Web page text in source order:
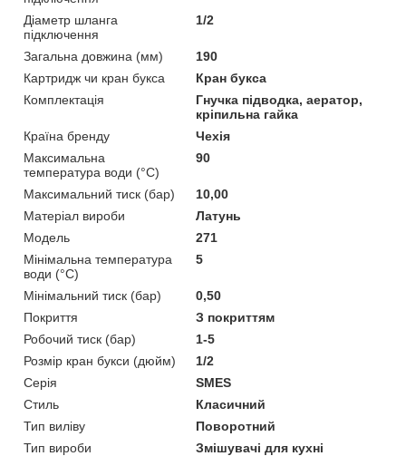
Діаметр шланга
підключення
1/2
Загальна довжина (мм)
190
Картридж чи кран букса
Кран букса
Комплектація
Гнучка підводка, аератор,
кріпильна гайка
Країна бренду
Чехія
Максимальна
температура води (°C)
90
Максимальний тиск (бар)
10,00
Матеріал вироби
Латунь
Мoдель
271
Мінімальна температура
води (°C)
5
Мінімальний тиск (бар)
0,50
Покриття
З покриттям
Робочий тиск (бар)
1-5
Розмір кран букси (дюйм)
1/2
Серія
SMES
Стиль
Класичний
Тип виліву
Поворотний
Тип вироби
Змішувачі для кухні